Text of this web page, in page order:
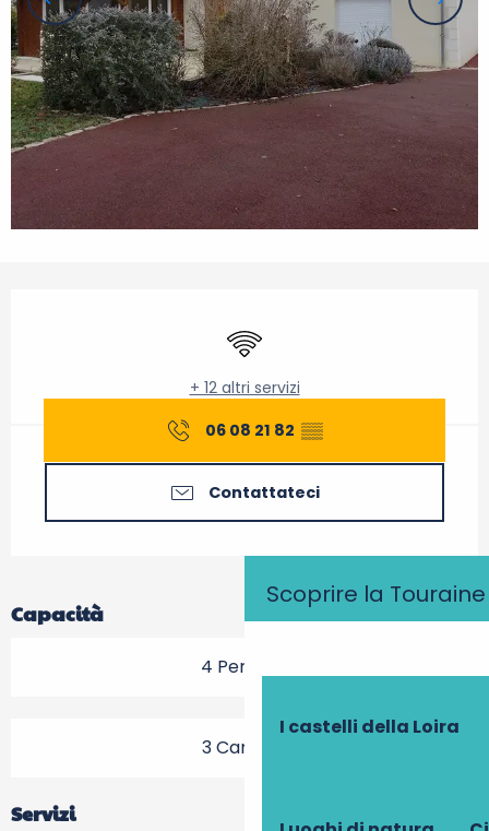
Scoprire la Touraine
I castelli della Loira
Wi-Fi
+ 12 altri servizi
06 08 21 82 ▒▒
Contattateci
Capacità
4 Persona
3 Camera
Servizi